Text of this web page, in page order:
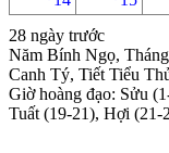
28 ngày trước
Năm Bính Ngọ,
Canh Tý, Tiết Tiểu
Giờ hoàng đạo: Sửu
Tuất (19-21), Hợi (21-